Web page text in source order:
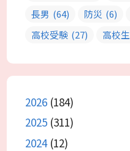
長男 (64) 防災 (6)
高校受験 (27) 高校生
2026 (184)
2025 (311)
2024(12)